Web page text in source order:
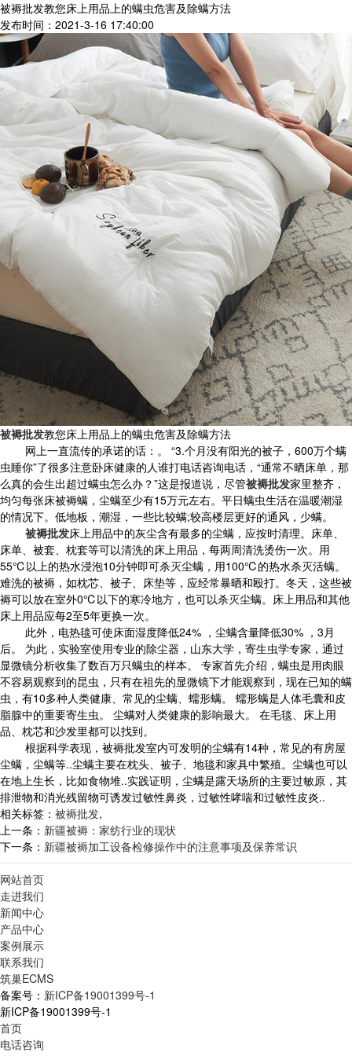
被褥批发教您床上用品上的螨虫危害及除螨方法
发布时间：2021-3-16 17:40:00
被褥批发教您床上用品上的螨虫危害及除螨方法
网上一直流传的承诺的话：。 “3.个月没有阳光的被子，600万个螨
虫睡你”了很多注意卧床健康的人谁打电话咨询电话，“通常不晒床单，那
么真的会生出超过螨虫怎么办？”这是报道说，尽管被褥批发家里整齐，
均匀每张床被褥螨，尘螨至少有15万元左右。平日螨虫生活在温暖潮湿
的情况下。低地板，潮湿，一些比较螨;较高楼层更好的通风，少螨。
被褥批发床上用品中的灰尘含有最多的尘螨，应按时清理。床单、
床单、被套、枕套等可以清洗的床上用品，每两周清洗烫伤一次。用
55℃以上的热水浸泡10分钟即可杀灭尘螨，用100℃的热水杀灭活螨。
难洗的被褥，如枕芯、被子、床垫等，应经常暴晒和殴打。冬天，这些被
褥可以放在室外0℃以下的寒冷地方，也可以杀灭尘螨。床上用品和其他
床上用品应每2至5年更换一次。
此外，电热毯可使床面湿度降低24% ，尘螨含量降低30% ，3月
后。 为此，实验室使用专业的除尘器，山东大学，寄生虫学专家，通过
显微镜分析收集了数百万只螨虫的样本。 专家首先介绍，螨虫是用肉眼
不容易观察到的昆虫，只有在祖先的显微镜下才能观察到，现在已知的螨
虫，有10多种人类健康、常见的尘螨、蠕形螨。 蠕形螨是人体毛囊和皮
脂腺中的重要寄生虫。 尘螨对人类健康的影响最大。 在毛毯、床上用
品、枕芯和沙发里都可以找到。
根据科学表现，被褥批发室内可发明的尘螨有14种，常见的有房屋
尘螨，尘螨等..尘螨主要在枕头、被子、地毯和家具中繁殖。尘螨也可以
在地上生长，比如食物堆..实践证明，尘螨是露天场所的主要过敏原，其
排泄物和消光残留物可诱发过敏性鼻炎，过敏性哮喘和过敏性皮炎..
相关标签： 被褥批发,
上一条： 新疆被褥：家纺行业的现状
下一条： 新疆被褥加工设备检修操作中的注意事项及保养常识
网站首页
走进我们
新闻中心
产品中心
案例展示
联系我们
筑巢ECMS
备案号： 新ICP备19001399号-1
新ICP备19001399号-1
首页
电话咨询